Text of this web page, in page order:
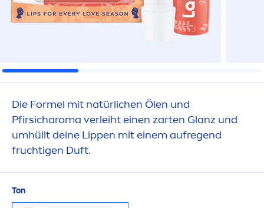
Die Formel mit natürlichen Ölen und
Pfirsicharoma verleiht einen zarten Glanz und
umhüllt deine Lippen mit einem aufregend
fruchtigen Duft.
Ton